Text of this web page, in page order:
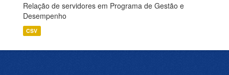
Relação de servidores em Programa de Gestão e
Desempenho
CSV